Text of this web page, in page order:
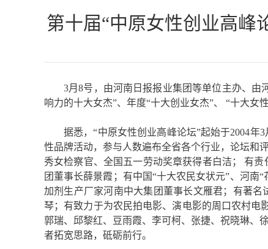
第十届“中原女性创业高峰
3月8号，由河南日报报业集团等单位主办、由
响力的十大女杰”、年度“十大创业女杰”、 “十大女
据悉，“中原女性创业高峰论坛”起始于2004
性品牌活动，参与人数遍布全省各个行业，论坛和
秀女检察官、全国五一劳动奖章获得者白洁； 有
团董事长薛景霞；有中国“十大农民女状元”、河南
加剂生产厂家河南中大集团董事长文雁君；有著
琴；有致力于为农民拍电影、演电影的周口农村电
郭瑞、邱黎红、豆雨霞、李可柯、张捷、祝晓琳、
者拓宽思路，砥砺前行。